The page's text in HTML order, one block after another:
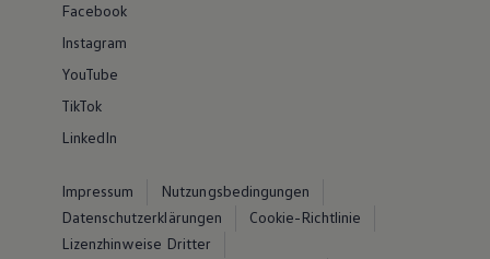
Facebook
Instagram
YouTube
TikTok
LinkedIn
Impressum
Nutzungsbedingungen
Datenschutzerklärungen
Cookie-Richtlinie
Lizenzhinweise Dritter